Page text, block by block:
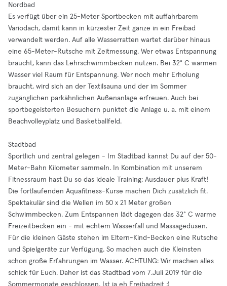
Nordbad
Es verfügt über ein 25-Meter Sportbecken mit auffahrbarem
Variodach, damit kann in kürzester Zeit ganze in ein Freibad
verwandelt werden. Auf alle Wasserratten wartet darüber hinaus
eine 65-Meter-Rutsche mit Zeitmessung. Wer etwas Entspannung
braucht, kann das Lehrschwimmbecken nutzen. Bei 32° C warmen
Wasser viel Raum für Entspannung. Wer noch mehr Erholung
braucht, wird sich an der Textilsauna und der im Sommer
zugänglichen parkähnlichen Außenanlage erfreuen. Auch bei
sportbegeisterten Besuchern punktet die Anlage u. a. mit einem
Beachvolleyplatz und Basketballfeld.
Stadtbad
Sportlich und zentral gelegen - Im Stadtbad kannst Du auf der 50-
Meter-Bahn Kilometer sammeln. In Kombination mit unserem
Fitnessraum hast Du so das ideale Training: Ausdauer plus Kraft!
Die fortlaufenden Aquafitness-Kurse machen Dich zusätzlich fit.
Spektakulär sind die Wellen im 50 x 21 Meter großen
Schwimmbecken. Zum Entspannen lädt dagegen das 32° C warme
Freizeitbecken ein - mit echtem Wasserfall und Massagedüsen.
Für die kleinen Gäste stehen im Eltern-Kind-Becken eine Rutsche
und Spielgeräte zur Verfügung. So machen auch die Kleinsten
schon große Erfahrungen im Wasser. ACHTUNG: Wir machen alles
schick für Euch. Daher ist das Stadtbad vom 7.Juli 2019 für die
Sommermonate geschlossen. Ist ja eh Freibadzeit ;)